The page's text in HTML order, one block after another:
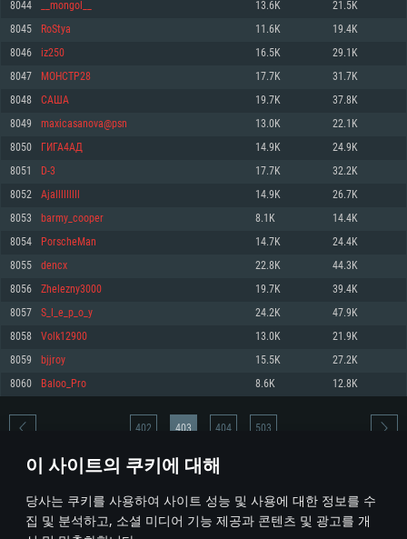
이 사이트의 쿠키에 대해
당사는 쿠키를 사용하여 사이트 성능 및 사용에 대한 정보를 수
집 및 분석하고, 소셜 미디어 기능 제공과 콘텐츠 및 광고를 개
최소사양
운영체제: Windows 10 (64 bit)
프로세서: 2.2 GHz 듀얼코어 이상
메모리: 4GB
그래픽 카드: DirectX 11 이상을 지원하는 AMD Radeon 77XX / NVIDIA
GeForce GT 660. 최소 사양 해상도: 720p
네트워크: 브로드밴드 인터넷
여유 저장 공간: 22.1 GB (최소 클라이언트)
권장 사양
570 혹은 그 이상
여유 저장 공간: 62.2 GB (전체 클라이언트)
최소사양
운영체제: Mac OS Big Sur 11.0
프로세서: 최소 2.2 GHz의 Core i5 (Intel Xeon 은 지원하지 않습니다)
메모리: 6 GB
그래픽 카드: Metal 을 지원하는 Intel Iris Pro 5200 (Mac), 혹은 이와 비슷한 성
능을 가지는 Mac 버전의 AMD/Nvidia. 최소 해상도: 720p
네트워크: 브로드밴드 인터넷
여유 저장 공간: 22.1 GB (최소 클라이언트)
권장 사양
네트워크: 브로드밴드 인터넷
여유 저장 공간: 62.2 GB (전체 클라이언트)
최소사양
운영체제: 64bit Linux 중 최신 버전
프로세서: 2.4 GHz 듀얼코어
메모리: 4 GB
그래픽 카드: Vulkan 을 지원하고, 최신 그래픽 드라이버를 지원하는 NVIDIA
660 (6개월 미만) 혹은 그와 동급의 성능을 가지며 최신 그래픽 드라이버를 지
원하는 AMD (6개월 미만; 최소사양 지원 해상도 720p)
네트워크: 브로드밴드 인터넷
여유 저장 공간: 22.1 GB (최소 클라이언트)
권장 사양
운영체제: Ubuntu 20.04 64bit
프로세서: Intel Core i7
메모리: 16 GB
그래픽 카드: Vulkan 을 지원하고, 최신 그래픽 드라이버를 지원하는 NVIDIA
1060 (6개월 미만) 혹은 그와 동급의 성능을 가지며 최신 그래픽 드라이버를
지원하는 AMD RX 570 (6개월 미만; 최소사양 지원 해상도 720p) 이상
여유 저장 공간: 62.2 GB (전체 클라이언트)
8044 __mongol__ 13.6K 21.5K
8045 RoStya 11.6K 19.4K
8046 iz250 16.5K 29.1K
8047 MOHCTP28 17.7K 31.7K
8048 САША 19.7K 37.8K
8049 maxicasanova@psn 13.0K 22.1K
8050 ГИГА4АД 14.9K 24.9K
8051 D-3 17.7K 32.2K
8052 Ajalllllllll 14.9K 26.7K
8053 barmy_cooper 8.1K 14.4K
8054 PorscheMan 14.7K 24.4K
8055 dencx 22.8K 44.3K
8056 Zhelezny3000 19.7K 39.4K
8057 S_l_e_p_o_y 24.2K 47.9K
8058 Volk12900 13.0K 21.9K
8059 bjjroy 15.5K 27.2K
8060 Baloo_Pro 8.6K 12.8K
* 순위표는 매일 1회 갱신됩니다
402 403 404 503